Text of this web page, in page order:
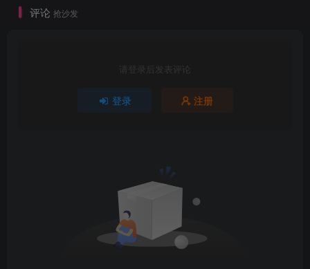
评论 抢沙发
请登录后发表评论
登录 注册